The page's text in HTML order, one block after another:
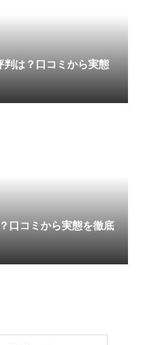
は？口コミから実態
口コミから実態を徹底